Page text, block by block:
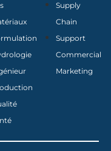
Supply
Chain
Support
Commercial
Marketing